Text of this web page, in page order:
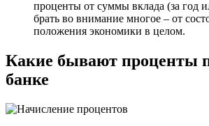
проценты от суммы вклада (за год
брать во внимание многое – от
положения экономики в целом.
Какие бывают проценты
банке